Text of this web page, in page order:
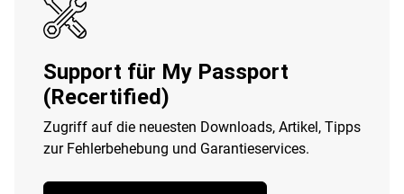
Support für My Passport
(Recertified)
Zugriff auf die neuesten Downloads, Artikel, Tipps
zur Fehlerbehebung und Garantieservices.